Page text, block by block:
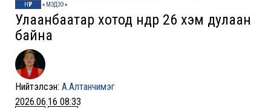
НҮҮР » МЭДЭЭ»
Улаанбаатар хотод өнөөдөр 26 хэм дулаан
байна
Нийтэлсэн: А.Алтанчимэг
2026.06.16 08:33